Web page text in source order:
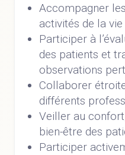
Accompagner
activités de la
Participer à
des patients et
observations
Collaborer
différents
Veiller au
bien-être des
Participer